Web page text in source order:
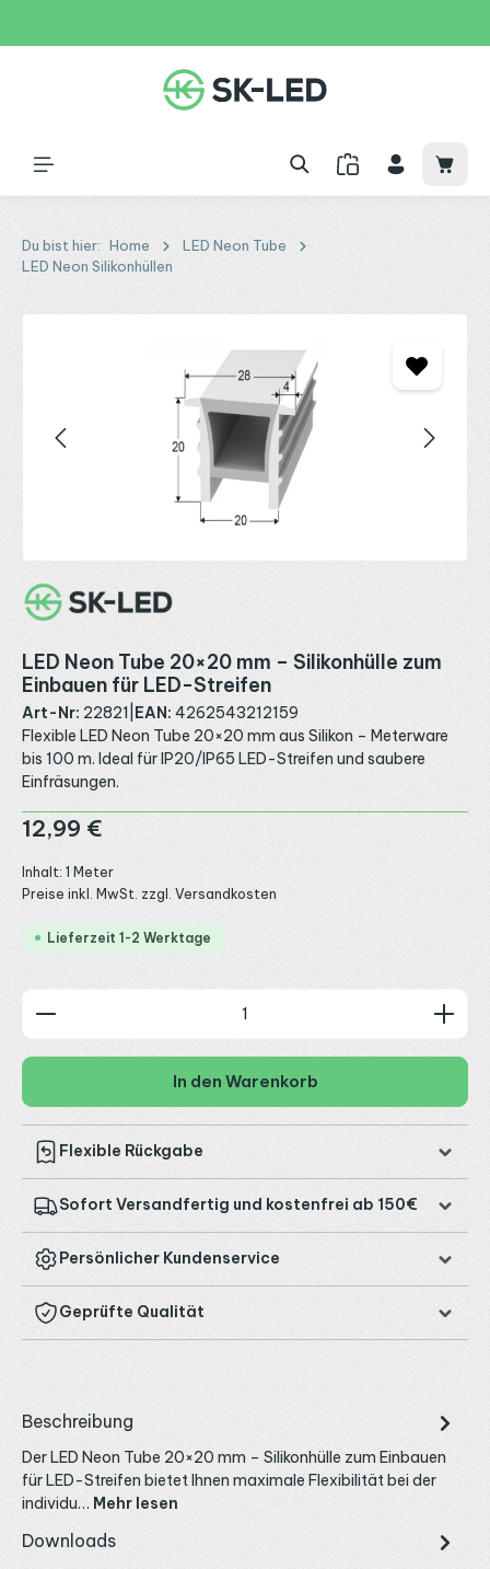
Du bist hier: Home
LED Neon Tube
LED Neon Silikonhüllen
LED Neon Tube 20×20 mm – Silikonhülle zum
Einbauen für LED-Streifen
Art-Nr: 22821 EAN: 4262543212159
Flexible LED Neon Tube 20×20 mm aus Silikon – Meterware
bis 100 m. Ideal für IP20/IP65 LED-Streifen und saubere
Einfräsungen.
Regulärer Preis:
12,99 €
Inhalt: 1 Meter
Preise inkl. MwSt. zzgl. Versandkosten
Lieferzeit 1-2 Werktage
Produkt Anzahl: Gib den gewünschten Wert ein
In den Warenkorb
Flexible Rückgabe
Sofort Versandfertig und kostenfrei ab 150€
Persönlicher Kundenservice
Geprüfte Qualität
Beschreibung
Der LED Neon Tube 20×20 mm – Silikonhülle zum Einbauen
für LED-Streifen bietet Ihnen maximale Flexibilität bei der
individu… Mehr lesen
Downloads